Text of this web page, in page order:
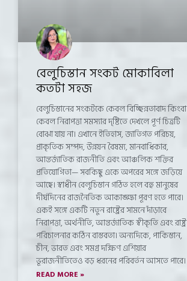
বেলুচিস্তান সংকট মোকাবিলা
কতটা সহজ
বেলুচিস্তানের সংকটকে কেবল বিচ্ছিন্নতাবাদ কিংবা
কেবল নিরাপত্তা সমস্যার দৃষ্টিতে দেখলে পূর্ণ চিত্রটি
বোঝা যায় না। এখানে ইতিহাস, জাতিগত পরিচয়,
প্রাকৃতিক সম্পদ, উন্নয়ন বৈষম্য, মানবাধিকার,
আন্তর্জাতিক রাজনীতি এবং আঞ্চলিক শক্তির
প্রতিযোগিতা— সবকিছু একে অপরের সঙ্গে জড়িয়ে
আছে। স্বাধীন বেলুচিস্তান গঠিত হলে বহু মানুষের
দীর্ঘদিনের রাজনৈতিক আকাঙ্ক্ষা পূরণ হতে পারে।
একই সঙ্গে একটি নতুন রাষ্ট্রের সামনে দাঁড়াবে
নিরাপত্তা, অর্থনীতি, আন্তর্জাতিক স্বীকৃতি এবং রাষ্ট্র
পরিচালনার কঠিন বাস্তবতা। অন্যদিকে, পাকিস্তান,
চীন, ভারত এবং সমগ্র দক্ষিণ এশিয়ার
ভূরাজনীতিতেও বড় ধরনের পরিবর্তন আসতে পারে।
READ MORE »